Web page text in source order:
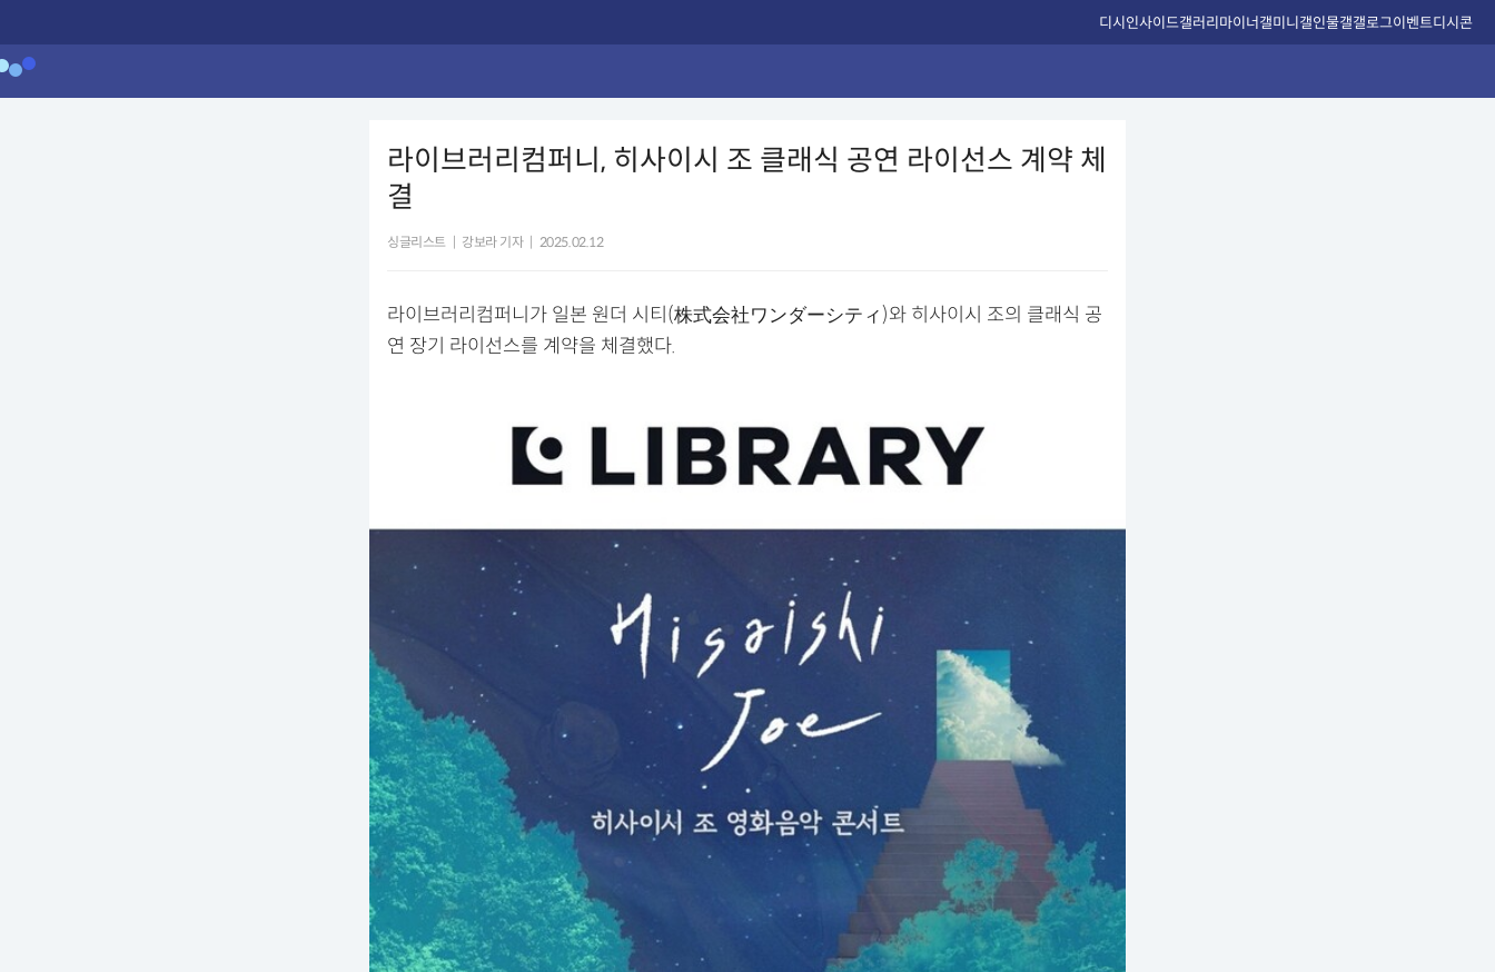
디시인사이드갤러리마이너갤미니갤인물갤갤로그이벤트디시콘
라이브러리컴퍼니, 히사이시 조 클래식 공연 라이선스 계약 체
결
싱글리스트 강보라 기자 2025.02.12
라이브러리컴퍼니가 일본 원더 시티(株式会社ワンダーシティ)와 히사이시 조의 클래식 공
연 장기 라이선스를 계약을 체결했다.